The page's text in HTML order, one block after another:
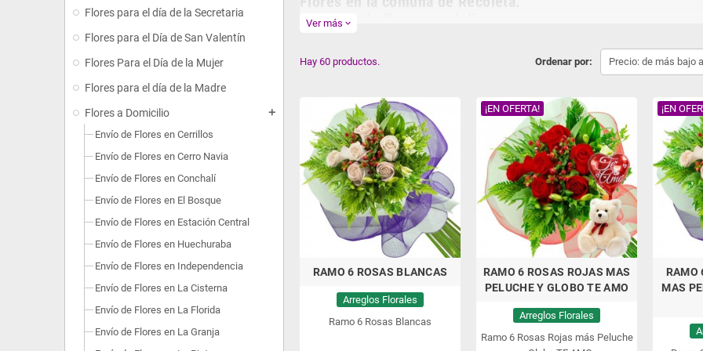
Flores para el día de la Secretaria
Flores para el Día de San Valentín
Flores Para el Día de la Mujer
Flores para el día de la Madre
Flores a Domicilio
add
Envío de Flores en Cerrillos
Envío de Flores en Cerro Navia
Envío de Flores en Conchalí
Envío de Flores en El Bosque
Envío de Flores en Estación Central
Envío de Flores en Huechuraba
Envío de Flores en Independencia
Envío de Flores en La Cisterna
Envío de Flores en La Florida
Envío de Flores en La Granja
Entregas de flores en el día.
entregado miles de arreglos florales a domicilio dejando Felices a nuestros clientes. En
Flores y rosas frescas importadas, arreglos de florales realizados por los mejores
Envío de Flores a domicilio en Recoleta, Envío de
Recoleta
Ver más expand_more
Ordenar por: Precio: de más bajo
Hay 60 productos.
RAMO 6 ROSAS BLANCAS
Arreglos Florales
Ramo 6 Rosas Blancas
¡EN OFERTA!
RAMO 6 ROSAS ROJAS MAS
PELUCHE Y GLOBO TE AMO
Arreglos Florales
Ramo 6 Rosas Rojas más Peluche
¡EN
RAMO
MAS